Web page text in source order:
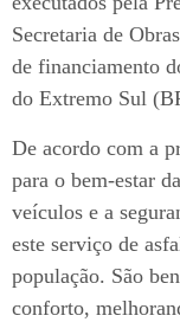
Secretaria de
de financiamento
do Extremo Sul
De acordo com a
para o bem-estar
veículos e a
este serviço de
população. São
conforto,